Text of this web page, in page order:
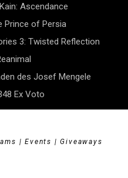
Ascendance
Prince of Persia
3: Twisted Reflection
des Josef Mengele
Ex Voto
| Events | Giveaways